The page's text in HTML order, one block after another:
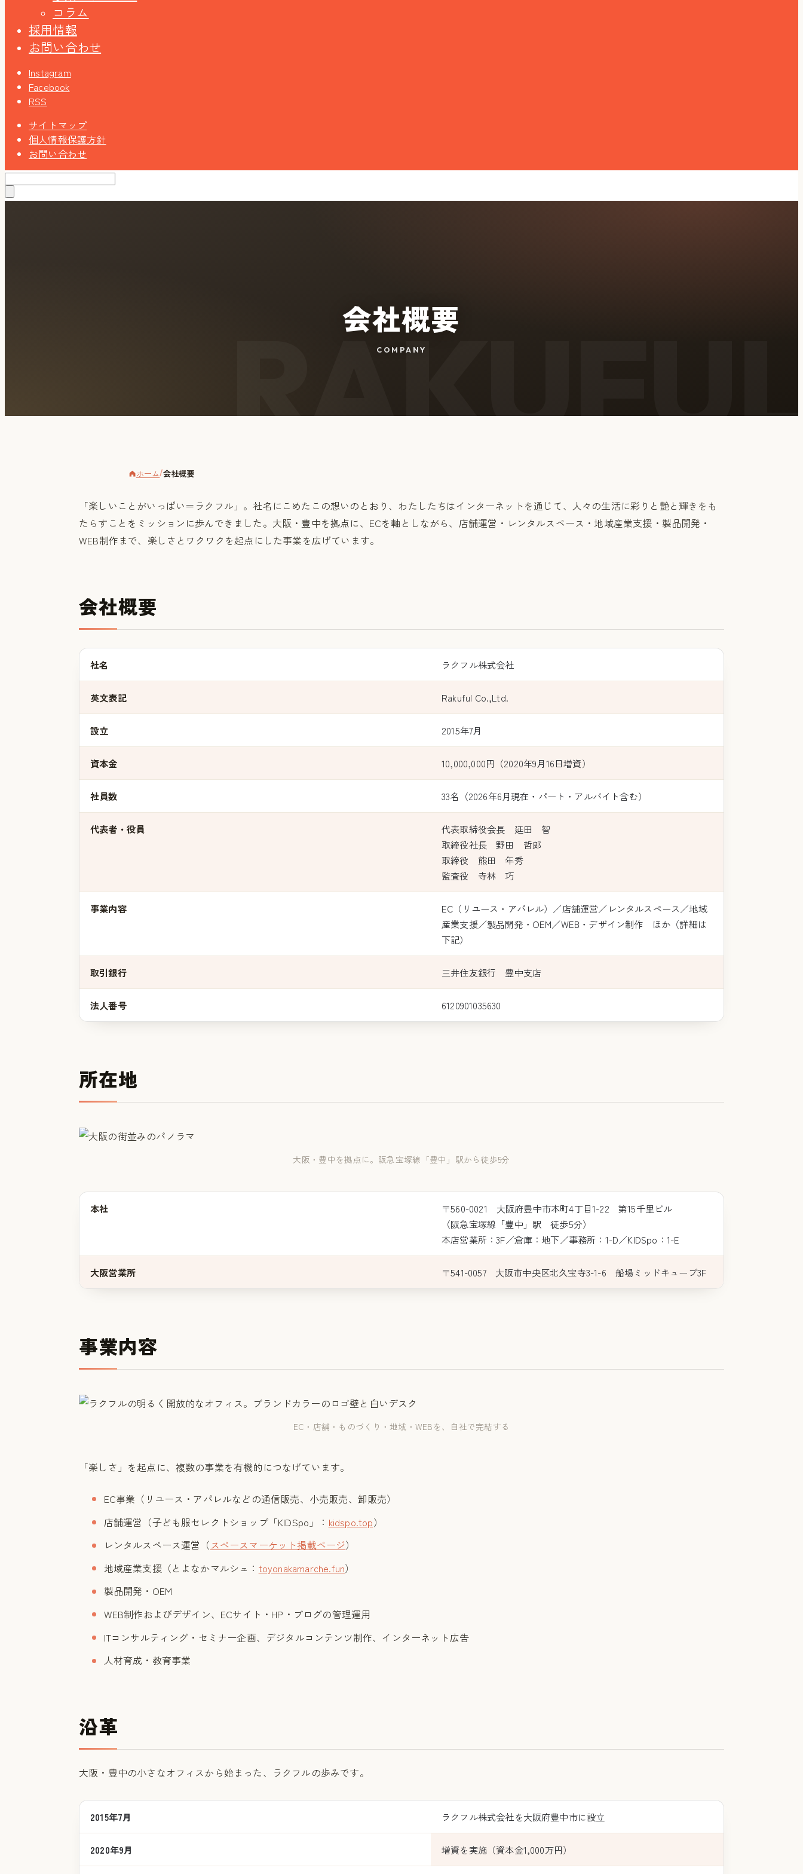
コラム
採用情報
お問い合わせ
Instagram
Facebook
RSS
サイトマップ
個人情報保護方針
お問い合わせ
会社概要
COMPANY
ホーム/会社概要
「楽しいことがいっぱい＝ラクフル」。社名にこめたこの想いのとおり、わたしたちはインターネットを通じて、人々の生活に彩りと艶と輝きをも
たらすことをミッションに歩んできました。大阪・豊中を拠点に、ECを軸としながら、店舗運営・レンタルスペース・地域産業支援・製品開発・
WEB制作まで、楽しさとワクワクを起点にした事業を広げています。
会社概要
社名 ラクフル株式会社
英文表記 Rakuful Co.,Ltd.
設立 2015年7月
資本金 10,000,000円（2020年9月16日増資）
社員数 33名（2026年6月現在・パート・アルバイト含む）
代表者・役員
代表取締役会長 延田 智
取締役社長 野田 哲郎
取締役 熊田 年秀
監査役 寺林 巧
事業内容
EC（リユース・アパレル）／店舗運営／レンタルスペース／地域
産業支援／製品開発・OEM／WEB・デザイン制作 ほか（詳細は
下記）
取引銀行 三井住友銀行 豊中支店
法人番号 6120901035630
所在地
大阪・豊中を拠点に。阪急宝塚線「豊中」駅から徒歩5分
本社
〒560-0021 大阪府豊中市本町4丁目1-22 第15千里ビル
（阪急宝塚線「豊中」駅 徒歩5分）
本店営業所：3F／倉庫：地下／事務所：1-D／KIDSpo：1-E
大阪営業所 〒541-0057 大阪市中央区北久宝寺3-1-6 船場ミッドキューブ3F
事業内容
EC・店舗・ものづくり・地域・WEBを、自社で完結する
「楽しさ」を起点に、複数の事業を有機的につなげています。
EC事業（リユース・アパレルなどの通信販売、小売販売、卸販売）
店舗運営（子ども服セレクトショップ「KIDSpo」： kidspo.top）
レンタルスペース運営（スペースマーケット掲載ページ）
地域産業支援（とよなかマルシェ： toyonakamarche.fun）
製品開発・OEM
WEB制作およびデザイン、ECサイト・HP・ブログの管理運用
ITコンサルティング・セミナー企画、デジタルコンテンツ制作、インターネット広告
人材育成・教育事業
沿革
大阪・豊中の小さなオフィスから始まった、ラクフルの歩みです。
2015年7月 ラクフル株式会社を大阪府豊中市に設立
2020年9月 増資を実施（資本金1,000万円）